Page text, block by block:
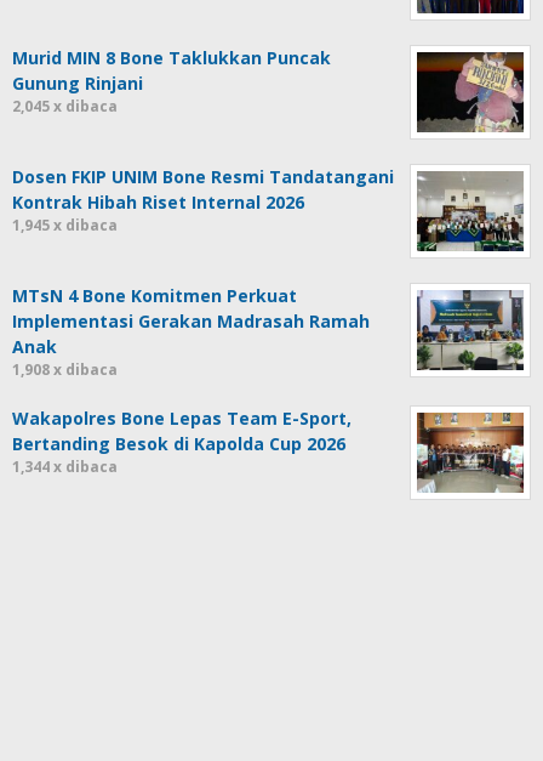
Murid MIN 8 Bone Taklukkan Puncak
Gunung Rinjani
2,045 x dibaca
Dosen FKIP UNIM Bone Resmi Tandatangani
Kontrak Hibah Riset Internal 2026
1,945 x dibaca
MTsN 4 Bone Komitmen Perkuat
Implementasi Gerakan Madrasah Ramah
Anak
1,908 x dibaca
Wakapolres Bone Lepas Team E-Sport,
Bertanding Besok di Kapolda Cup 2026
1,344 x dibaca